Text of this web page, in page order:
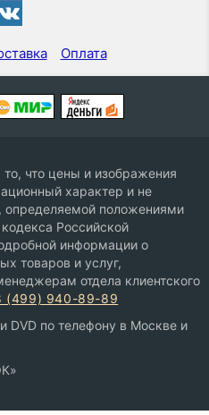
Оплата
что цены и изображения
характер и не
определяемой положениями
Российской
информации о
товаров и услуг,
отдела клиентского
(499) 940-89-89
DVD по телефону в Москве и